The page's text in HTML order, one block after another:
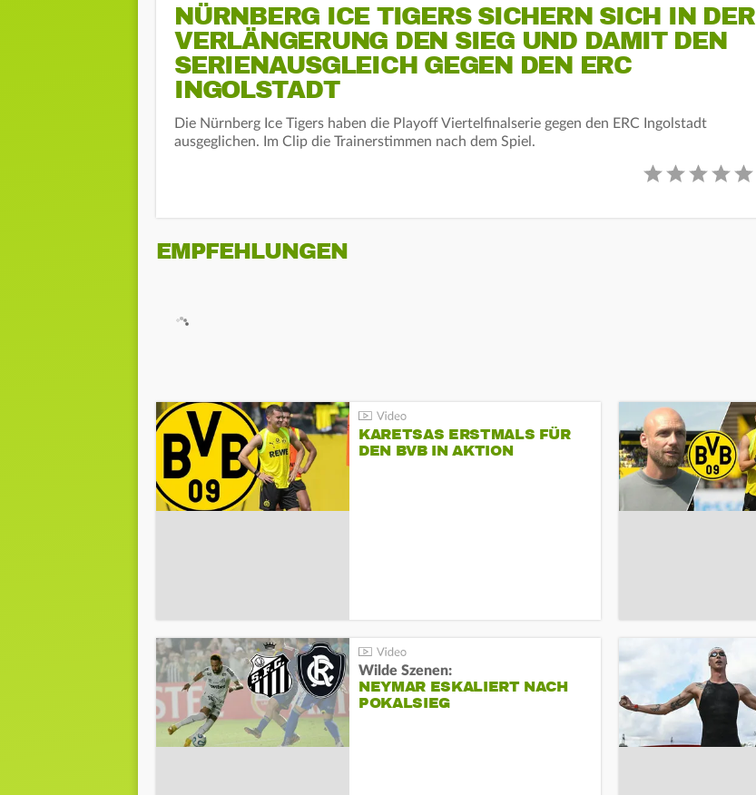
NÜRNBERG ICE TIGERS SICHERN SICH IN DER
VERLÄNGERUNG DEN SIEG UND DAMIT DEN
SERIENAUSGLEICH GEGEN DEN ERC
INGOLSTADT
Die Nürnberg Ice Tigers haben die Playoff Viertelfinalserie gegen den ERC Ingolstadt
ausgeglichen. Im Clip die Trainerstimmen nach dem Spiel.
EMPFEHLUNGEN
KARETSAS ERSTMALS FÜR
DEN BVB IN AKTION
Wilde Szenen:
NEYMAR ESKALIERT NACH
POKALSIEG